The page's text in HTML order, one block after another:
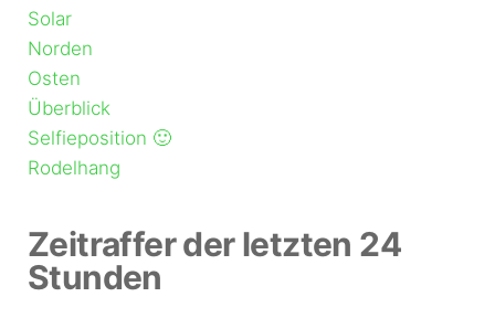
Solar
Norden
Osten
Überblick
Selfieposition 🙂
Rodelhang
Zeitraffer der letzten 24
Stunden